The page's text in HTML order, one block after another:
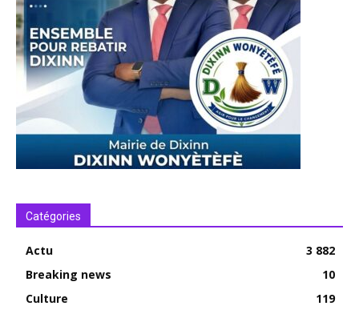
Catégories
Actu
3 882
Breaking news
10
Culture
119